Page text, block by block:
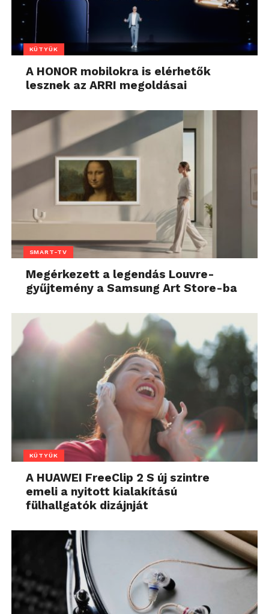
KÜTYÜK
A HONOR mobilokra is elérhetők
lesznek az ARRI megoldásai
SMART-TV
Megérkezett a legendás Louvre-
gyűjtemény a Samsung Art Store-ba
KÜTYÜK
A HUAWEI FreeClip 2 S új szintre
emeli a nyitott kialakítású
fülhallgatók dizájnját